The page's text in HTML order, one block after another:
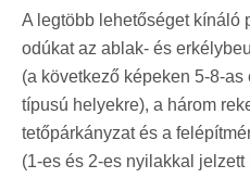
A legtöbb lehetőséget kínáló
odúkat az ablak- és
(a következő képeken 5-8-
típusú helyekre), a három
tetőpárkányzat és a
(1-es és 2-es nyilakkal